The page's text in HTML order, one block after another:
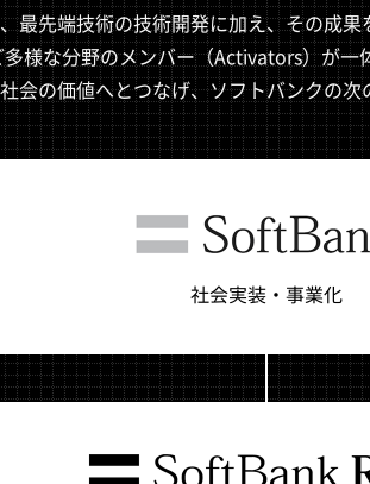
最先端技術の技術開発に加え、その成
様な分野のメンバー（Activators）が
会の価値へとつなげ、ソフトバンクの